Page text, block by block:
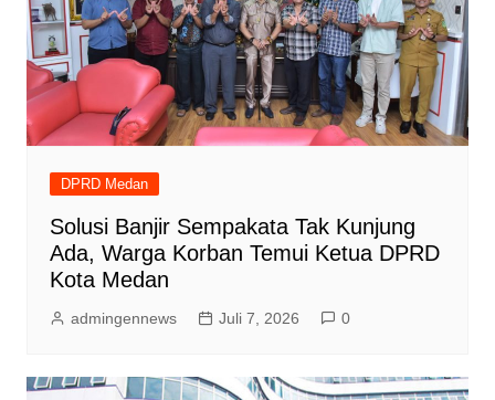
DPRD Medan
Solusi Banjir Sempakata Tak Kunjung
Ada, Warga Korban Temui Ketua DPRD
Kota Medan
admingennews Juli 7, 2026 0